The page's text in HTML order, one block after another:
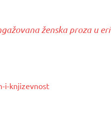
ženska proza u eri
i-knjizevnost